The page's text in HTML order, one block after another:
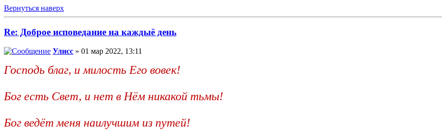
Вернуться наверх
Re: Доброе исповедание на каждыё день
Улисс » 01 мар 2022, 13:11
Господь благ, и милость Его вовек!
Бог есть Свет, и нет в Нём никакой тьмы!
Бог ведёт меня наилучшим из путей!